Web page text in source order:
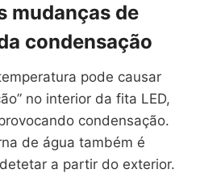
mudanças de
condensação
pode causar
no interior da fita LED,
condensação.
de água também é
a partir do exterior.